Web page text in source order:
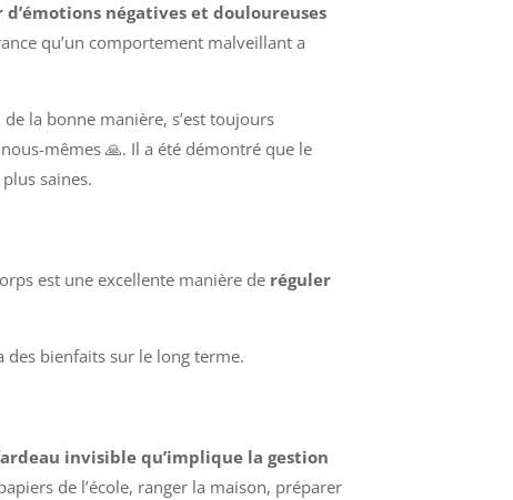
d’émotions négatives et douloureuses
qu’un comportement malveillant a
la bonne manière, s’est toujours
mêmes 🙏. Il a été démontré que le
saines.
est une excellente manière de réguler
bienfaits sur le long terme.
invisible qu’implique la gestion
de l’école, ranger la maison, préparer